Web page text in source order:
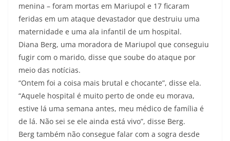
menina – foram mortas em Mariupol e 17 ficaram
feridas em um ataque devastador que destruiu uma
maternidade e uma ala infantil de um hospital.
Diana Berg, uma moradora de Mariupol que conseguiu
fugir com o marido, disse que soube do ataque por
meio das notícias.
“Ontem foi a coisa mais brutal e chocante”, disse ela.
“Aquele hospital é muito perto de onde eu morava,
estive lá uma semana antes, meu médico de família é
de lá. Não sei se ele ainda está vivo”, disse Berg.
Berg também não consegue falar com a sogra desde